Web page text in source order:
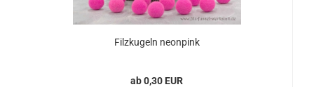
Filzkugeln neonpink
ab 0,30 EUR